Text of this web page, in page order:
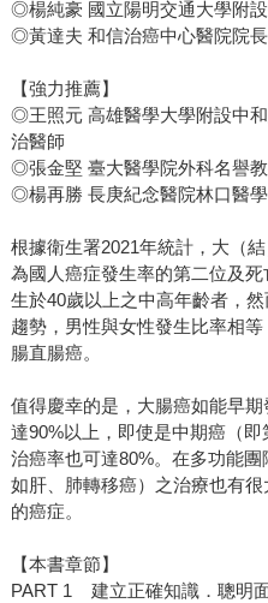
◎楊純豪 國立陽明交通大學附
◎黃達夫 和信治癌中心醫院院長
【強力推薦】
◎王照元 高雄醫學大學附設中
治醫師
◎張金堅 臺大醫學院外科名譽
◎楊再勝 長庚紀念醫院林口醫
根據衛生署2021年統計，大（
為國人癌症發生率的第二位及
生於40歲以上之中高年齡者，
趨勢，男性與女性發生比率相
腸直腸癌。
值得慶幸的是，大腸癌如能早
達90%以上，即使是中期癌（
治癌率也可達80%。在多功能
如肝、肺轉移癌）之治療也有
的癌症。
【本書章節】
PART 1 建立正確知識．聰明